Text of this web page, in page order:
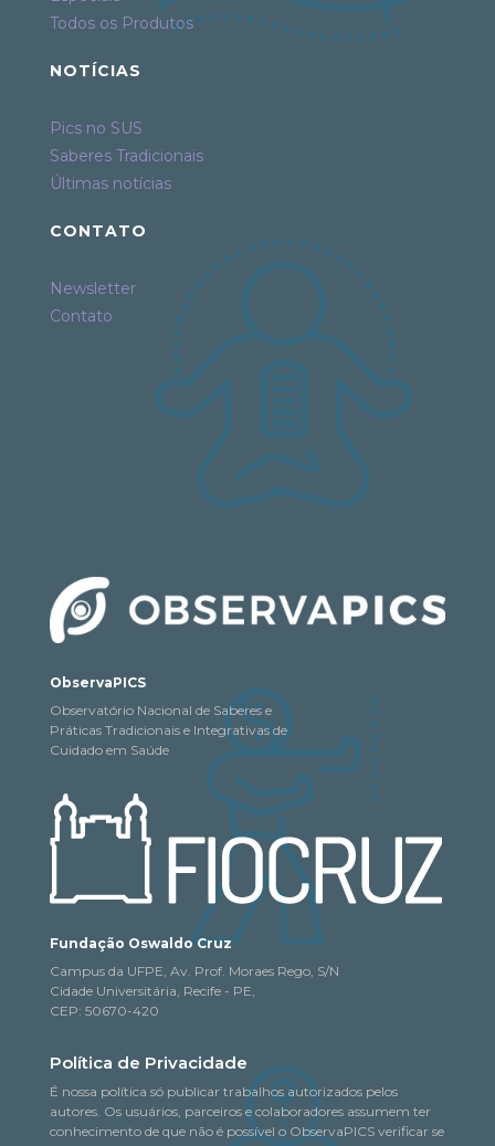
Todos os Produtos
NOTÍCIAS
Pics no SUS
Saberes Tradicionais
Últimas notícias
CONTATO
Newsletter
Contato
ObservaPICS
Observatório Nacional de Saberes e
Práticas Tradicionais e Integrativas de
Cuidado em Saúde
Fundação Oswaldo Cruz
Campus da UFPE, Av. Prof. Moraes Rego, S/N
Cidade Universitária, Recife - PE,
CEP: 50670-420
Política de Privacidade
É nossa política só publicar trabalhos autorizados pelos
autores. Os usuários, parceiros e colaboradores assumem ter
conhecimento de que não é possível o ObservaPICS verificar se